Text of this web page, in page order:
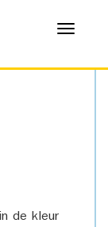
Menu
de kleur